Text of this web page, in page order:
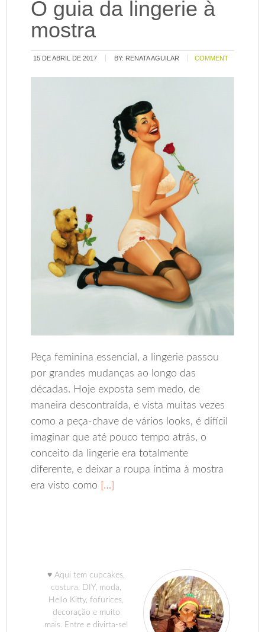
O guia da lingerie à
mostra
15 DE ABRIL DE 2017 BY: RENATA AGUILAR COMMENT
Peça feminina essencial, a lingerie passou
por grandes mudanças ao longo das
décadas. Hoje exposta sem medo, de
maneira descontraída, e vista muitas vezes
como a peça-chave de vários looks, é difícil
imaginar que até pouco tempo atrás, o
conceito da lingerie era totalmente
diferente, e deixar a roupa íntima à mostra
era visto como […]
♥ Aqui tem cupcakes,
costura, DIY, moda,
Hello Kitty, fofurices,
decoração e muito
mais. Entre e divirta-se!